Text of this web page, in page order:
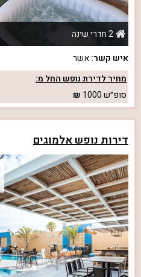
2 חדרי שינה
איש קשר:אשר
מחיר לדירת נופש החל מ:
סופ״ש1000
דירות נופש אלמוגים